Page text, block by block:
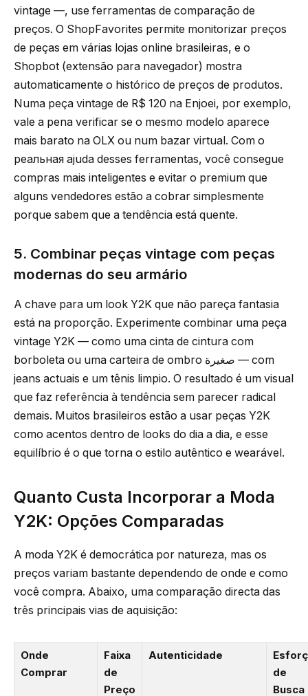
vintage —, use ferramentas de comparação de
preços. O ShopFavorites permite monitorizar preços
de peças em várias lojas online brasileiras, e o
Shopbot (extensão para navegador) mostra
automaticamente o histórico de preços de produtos.
Numa peça vintage de R$ 120 na Enjoei, por exemplo,
vale a pena verificar se o mesmo modelo aparece
mais barato na OLX ou num bazar virtual. Com o
реальная ajuda desses ferramentas, você consegue
compras mais inteligentes e evitar o premium que
alguns vendedores estão a cobrar simplesmente
porque sabem que a tendência está quente.
5. Combinar peças vintage com peças
modernas do seu armário
A chave para um look Y2K que não pareça fantasia
está na proporção. Experimente combinar uma peça
vintage Y2K — como uma cinta de cintura com
borboleta ou uma carteira de ombro صغيرة — com
jeans actuais e um tênis limpio. O resultado é um visual
que faz referência à tendência sem parecer radical
demais. Muitos brasileiros estão a usar peças Y2K
como acentos dentro de looks do dia a dia, e esse
equilíbrio é o que torna o estilo autêntico e wearável.
Quanto Custa Incorporar a Moda
Y2K: Opções Comparadas
A moda Y2K é democrática por natureza, mas os
preços variam bastante dependendo de onde e como
você compra. Abaixo, uma comparação directa das
três principais vias de aquisição:
Onde
Comprar
Faixa
de
Preço
Autenticidade
de
Busca